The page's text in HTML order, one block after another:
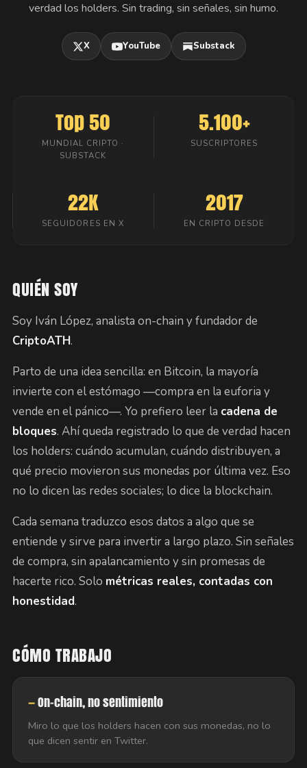
verdad los holders. Sin trading, sin señales, sin humo.
X YouTube Substack
Top 50
MUNDIAL CRIPTO ·
SUBSTACK
5.100+
SUSCRIPTORES
22K
SEGUIDORES EN X
2017
EN CRIPTO DESDE
QUIÉN SOY
Soy Iván López, analista on-chain y fundador de
CriptoATH.
Parto de una idea sencilla: en Bitcoin, la mayoría
invierte con el estómago —compra en la euforia y
vende en el pánico—. Yo prefiero leer la cadena de
bloques. Ahí queda registrado lo que de verdad hacen
los holders: cuándo acumulan, cuándo distribuyen, a
qué precio movieron sus monedas por última vez. Eso
no lo dicen las redes sociales; lo dice la blockchain.
Cada semana traduzco esos datos a algo que se
entiende y sirve para invertir a largo plazo. Sin señales
de compra, sin apalancamiento y sin promesas de
hacerte rico. Solo métricas reales, contadas con
honestidad.
CÓMO TRABAJO
On-chain, no sentimiento
Miro lo que los holders hacen con sus monedas, no lo
que dicen sentir en Twitter.